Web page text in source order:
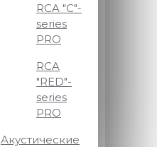
RCA "C"-
series
PRO
RCA
"RED"-
series
PRO
Акустические